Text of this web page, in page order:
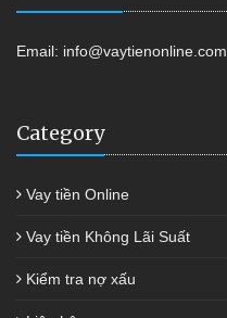
Email: info@vaytienonline.com
Category
Vay tiền Online
Vay tiền Không Lãi Suất
Kiểm tra nợ xấu